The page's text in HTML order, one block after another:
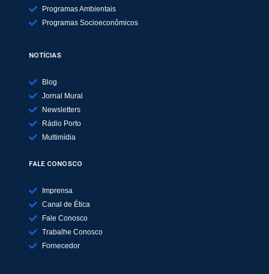
Programas Ambientais
Programas Socioeconômicos
NOTÍCIAS
Blog
Jornal Mural
Newsletters
Rádio Porto
Multimídia
FALE CONOSCO
Imprensa
Canal de Ética
Fale Conosco
Trabalhe Conosco
Fornecedor